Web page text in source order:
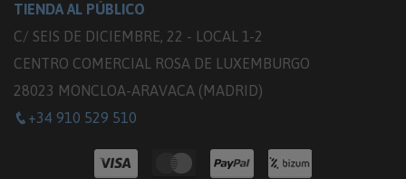
TIENDA AL PÚBLICO
C/ SEIS DE DICIEMBRE, 22 - LOCAL 1-2
CENTRO COMERCIAL ROSA DE LUXEMBURGO
28023 MONCLOA-ARAVACA (MADRID)
+34 910 529 510